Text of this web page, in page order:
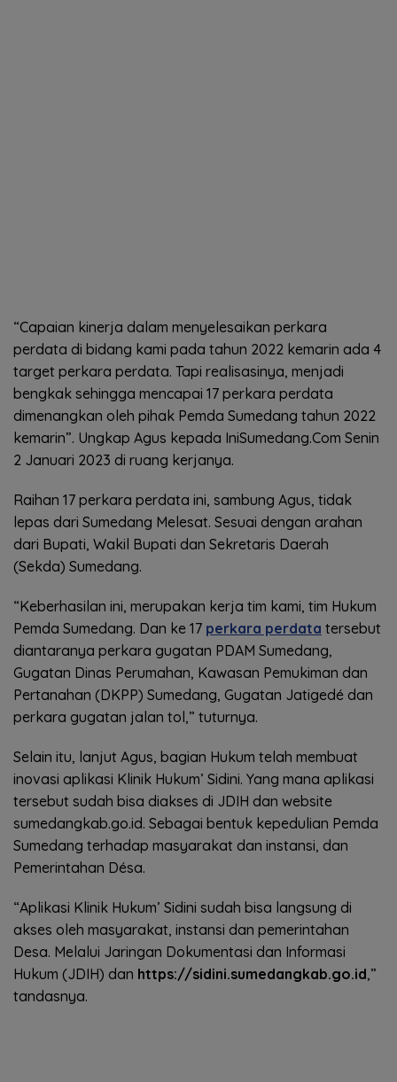
“Capaian kinerja dalam menyelesaikan perkara
perdata di bidang kami pada tahun 2022 kemarin ada 4
target perkara perdata. Tapi realisasinya, menjadi
bengkak sehingga mencapai 17 perkara perdata
dimenangkan oleh pihak Pemda Sumedang tahun 2022
kemarin”. Ungkap Agus kepada IniSumedang.Com Senin
2 Januari 2023 di ruang kerjanya.
Raihan 17 perkara perdata ini, sambung Agus, tidak
lepas dari Sumedang Melesat. Sesuai dengan arahan
dari Bupati, Wakil Bupati dan Sekretaris Daerah
(Sekda) Sumedang.
“Keberhasilan ini, merupakan kerja tim kami, tim Hukum
Pemda Sumedang. Dan ke 17 perkara perdata tersebut
diantaranya perkara gugatan PDAM Sumedang,
Gugatan Dinas Perumahan, Kawasan Pemukiman dan
Pertanahan (DKPP) Sumedang, Gugatan Jatigedé dan
perkara gugatan jalan tol,” tuturnya.
Selain itu, lanjut Agus, bagian Hukum telah membuat
inovasi aplikasi Klinik Hukum’ Sidini. Yang mana aplikasi
tersebut sudah bisa diakses di JDIH dan website
sumedangkab.go.id. Sebagai bentuk kepedulian Pemda
Sumedang terhadap masyarakat dan instansi, dan
Pemerintahan Désa.
“Aplikasi Klinik Hukum’ Sidini sudah bisa langsung di
akses oleh masyarakat, instansi dan pemerintahan
Desa. Melalui Jaringan Dokumentasi dan Informasi
Hukum (JDIH) dan https://sidini.sumedangkab.go.id,”
tandasnya.